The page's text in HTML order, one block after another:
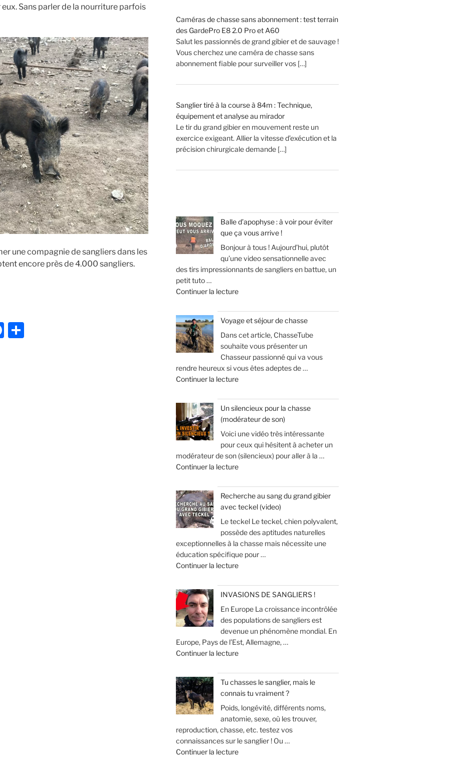
Sans parler de la nourriture parfois
une compagnie de sangliers dans les
encore près de 4.000 sangliers.
F
Caméras de chasse sans abonnement : test terrain
des GardePro E8 2.0 Pro et A60
Salut les passionnés de grand gibier et de sauvage !
Vous cherchez une caméra de chasse sans
abonnement fiable pour surveiller vos […]
Sanglier tiré à la course à 84m : Technique,
équipement et analyse au mirador
Le tir du grand gibier en mouvement reste un
exercice exigeant. Allier la vitesse d’exécution et la
précision chirurgicale demande […]
Balle d’apophyse : à voir pour éviter
que ça vous arrive !
Bonjour à tous ! Aujourd’hui, plutôt
qu’une video sensationnelle avec
des tirs impressionnants de sangliers en battue, un
petit tuto …
Continuer la lecturede
d’apophyse :
à
voir
pour
éviter
que
ça
arrive
! »
Voyage et séjour de chasse
Dans cet article, ChasseTube
souhaite vous présenter un
Chasseur passionné qui va vous
rendre heureux si vous êtes adeptes de …
Continuer la lecturede
et
séjour
de
chasse »
Un silencieux pour la chasse
(modérateur de son)
Voici une vidéo très intéressante
pour ceux qui hésitent à acheter un
modérateur de son (silencieux) pour aller à la …
Continuer la lecturede
silencieux
pour
la
chasse
(modérateur
de
son) »
Recherche au sang du grand gibier
avec teckel (video)
Le teckel Le teckel, chien polyvalent,
possède des aptitudes naturelles
exceptionnelles à la chasse mais nécessite une
éducation spécifique pour …
Continuer la lecturede
au
sang
du
grand
gibier
avec
teckel
INVASIONS DE SANGLIERS !
En Europe La croissance incontrôlée
des populations de sangliers est
devenue un phénomène mondial. En
Europe, Pays de l’Est, Allemagne, …
Continuer la lecturede
DE
SANGLIERS
! »
Tu chasses le sanglier, mais le
connais tu vraiment ?
Poids, longévité, différents noms,
anatomie, sexe, où les trouver,
reproduction, chasse, etc. testez vos
connaissances sur le sanglier ! Ou …
Continuer la lecturede